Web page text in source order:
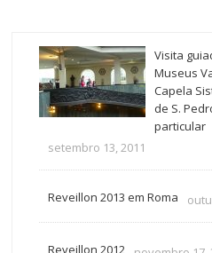
Visita
Museus
Capela
de S.
particular
setembro 13, 2011
Reveillon 2013 em Roma
Reveillon 2012